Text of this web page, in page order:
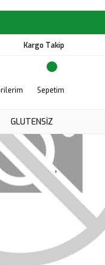
Kargo Takip
Sepetim
GLUTENSIZ